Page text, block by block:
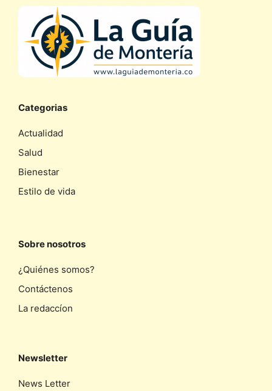
Categorias
Actualidad
Salud
Bienestar
Estilo de vida
Sobre nosotros
¿Quiénes somos?
Contáctenos
La redaccíon
Newsletter
News Letter